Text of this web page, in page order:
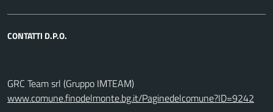
CONTATTI D.P.O.
GRC Team srl (Gruppo IMTEAM)
www.comune.finodelmonte.bg.it/Paginedelcomune?ID=9242